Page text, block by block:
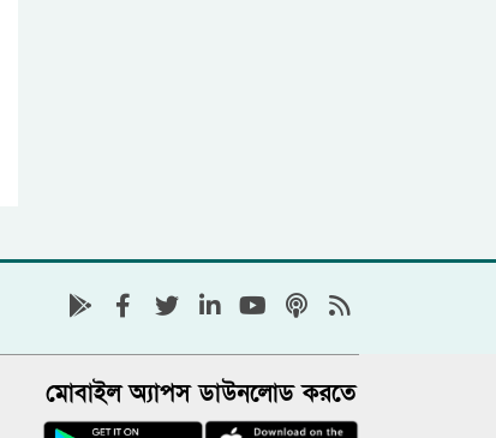
মোবাইল অ্যাপস ডাউনলোড করতে